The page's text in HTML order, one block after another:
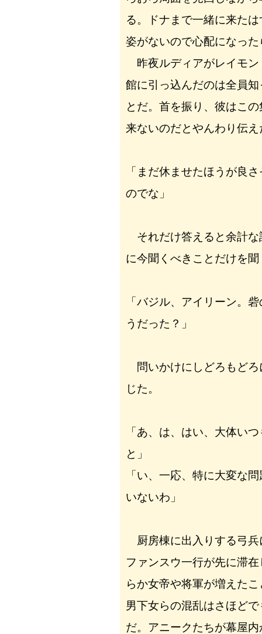
る。ドナまで一緒に来た
姿がないので心配になっ
昨夜ルディアがレイモン
館に引っ込んだのは全員
とだ。首を振り、彼はこ
来ないのだとやんわり伝え
「まだ休ませたほうが良
のでな」
それだけ答えると余計な
に今聞くべきことだけを聞
「バジル、アイリーン。
うだった？」
問いかけにしどろもどろ
じた。
「あ、は、はい、大体い
と」
「い、一応、特に大変な
いないわ」
厨房棟に出入りする弓兵
ファンスウ一行が先に滞
らか女帝や将軍が増えた
男下女らの混乱はさほど
だ。アニークたちが幕屋